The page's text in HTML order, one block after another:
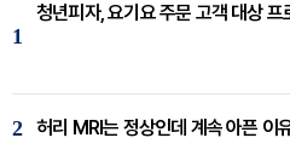
1
청년피자, 요기요 주문 고객 대상 프
2 허리 MRI는 정상인데 계속 아픈 이